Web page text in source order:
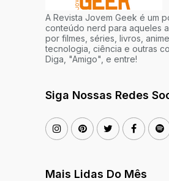
A Revista Jovem Geek é um
conteúdo nerd para aqueles
por filmes, séries, livros,
tecnologia, ciência e outras
Diga, "Amigo", e entre!
Siga Nossas Redes
Mais Lidas Do Mês